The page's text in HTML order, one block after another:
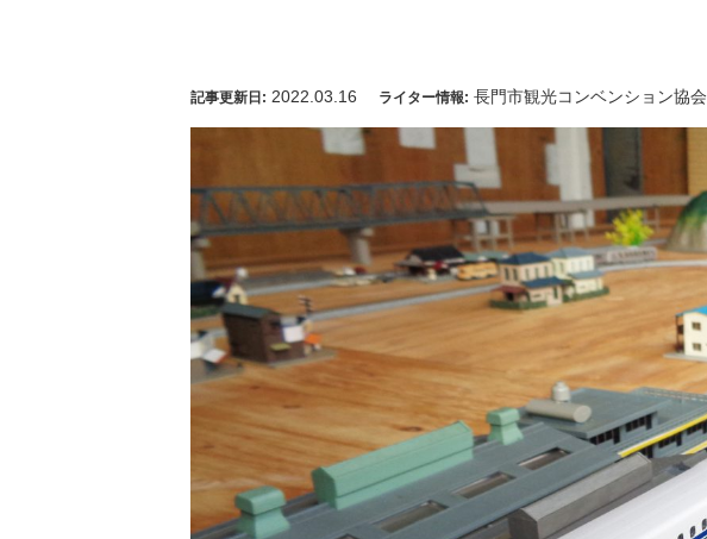
記事更新日: 2022.03.16 ライター情報: 長門市観光コンベンション協会